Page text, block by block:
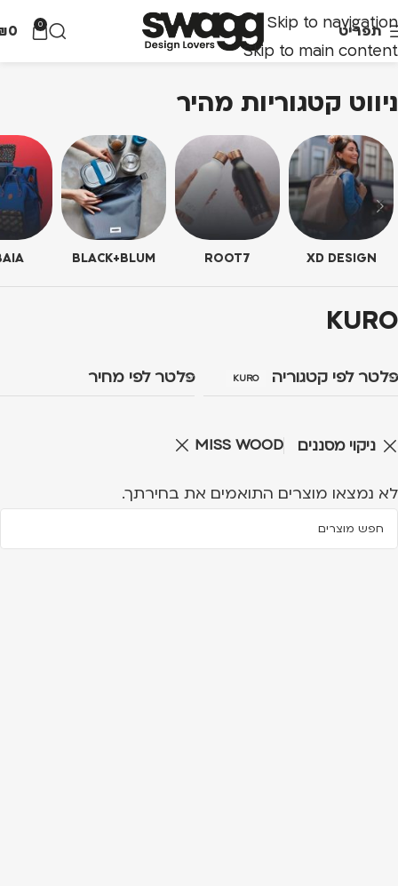
Skip to navigation
Skip to main content
תפריט 0
0
ניווט קטגוריות מהיר
XD DESIGN
ROOT7
BLACK+BLUM
KURO
פלטר לפי קטגוריה KURO פלטר לפי מחיר
ניקוי מסננים MISS WOOD
לא נמצאו מוצרים התואמים את בחירתך.